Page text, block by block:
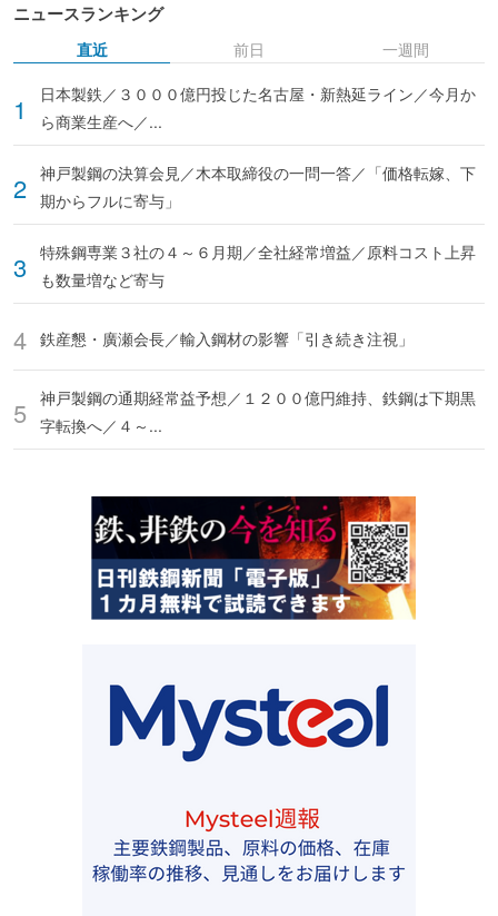
ニュースランキング
直近
日本製鉄／３０００億円投じた名古屋・新熱延ライン／今月か
ら商業生産へ／...
神戸製鋼の決算会見／木本取締役の一問一答／「価格転嫁、下
期からフルに寄与」
特殊鋼専業３社の４～６月期／全社経常増益／原料コスト上昇
も数量増など寄与
鉄産懇・廣瀬会長／輸入鋼材の影響「引き続き注視」
神戸製鋼の通期経常益予想／１２００億円維持、鉄鋼は下期黒
字転換へ／４～...
前日 一週間